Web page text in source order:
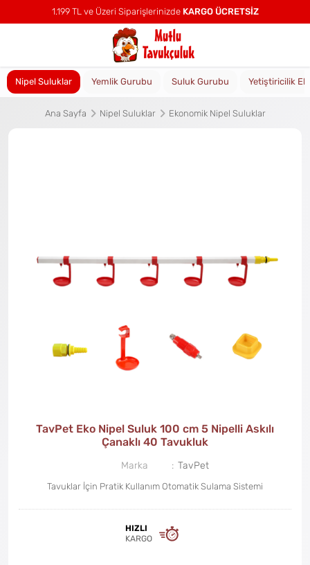
1.199 TL ve Üzeri Siparişlerinizde KARGO ÜCRETSİZ
Nipel Suluklar Yemlik Gurubu Suluk Gurubu Yetiştiricilik
Ana Sayfa Nipel Suluklar Ekonomik Nipel Suluklar
TavPet Eko Nipel Suluk 100 cm 5 Nipelli Askılı
Çanaklı 40 Tavukluk
Marka TavPet
Tavuklar İçin Pratik Kullanım Otomatik Sulama Sistemi
HIZLI
KARGO